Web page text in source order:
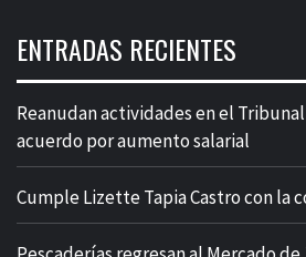
ENTRADAS RECIENTES
Reanudan actividades en el
acuerdo por aumento salarial
Cumple Lizette Tapia Castro con la